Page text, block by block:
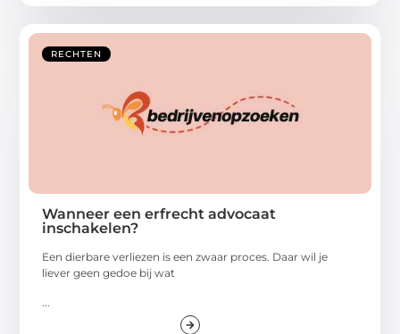
RECHTEN
Wanneer een erfrecht advocaat
inschakelen?
Een dierbare verliezen is een zwaar proces. Daar wil je
liever geen gedoe bij wat